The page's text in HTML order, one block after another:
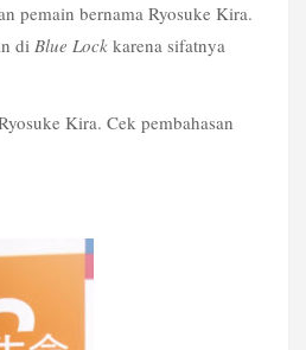
pemain bernama Ryosuke Kira.
di Blue Lock karena sifatnya
Kira. Cek pembahasan